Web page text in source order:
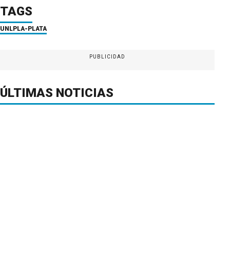
TAGS
UNLP LA-PLATA
PUBLICIDAD
ÚLTIMAS NOTICIAS